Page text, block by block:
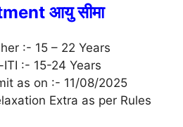
आयु सीमा
:- 15 – 22 Years
ITI :- 15-24 Years
as on :- 11/08/2025
Extra as per Rules